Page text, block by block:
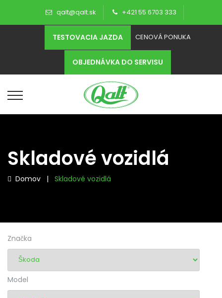
qalt@qalt.sk +421 55 6703 333
TESTOVACIA JAZDA CENOVÁ PONUKA
OBJEDNÁVKA DO SERVISU
Skladové vozidlá
Domov | Skladové vozidlá
Značka
Model